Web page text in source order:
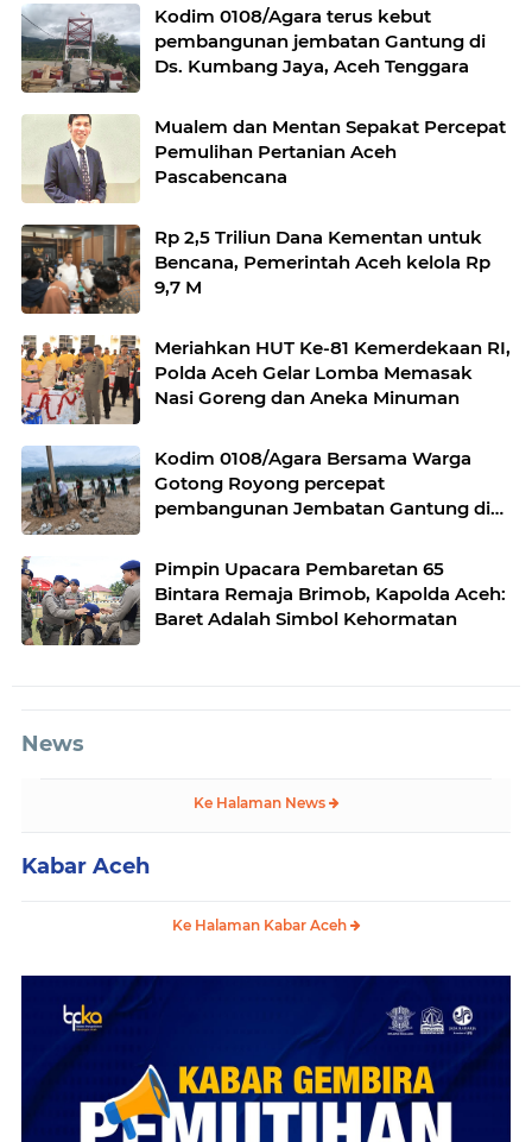
Kodim 0108/Agara terus kebut
pembangunan jembatan Gantung di
Ds. Kumbang Jaya, Aceh Tenggara
Mualem dan Mentan Sepakat Percepat
Pemulihan Pertanian Aceh
Pascabencana
Rp 2,5 Triliun Dana Kementan untuk
Bencana, Pemerintah Aceh kelola Rp
9,7 M
Meriahkan HUT Ke-81 Kemerdekaan RI,
Polda Aceh Gelar Lomba Memasak
Nasi Goreng dan Aneka Minuman
Kodim 0108/Agara Bersama Warga
Gotong Royong percepat
pembangunan Jembatan Gantung di
Pimpin Upacara Pembaretan 65
Bintara Remaja Brimob, Kapolda Aceh:
Baret Adalah Simbol Kehormatan
News
Ke Halaman News
Kabar Aceh
Ke Halaman Kabar Aceh